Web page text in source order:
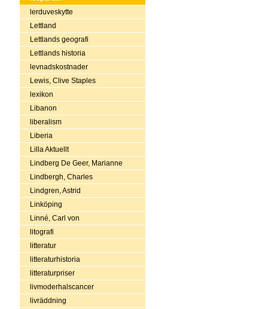
lerduveskytte
Lettland
Lettlands geografi
Lettlands historia
levnadskostnader
Lewis, Clive Staples
lexikon
Libanon
liberalism
Liberia
Lilla Aktuellt
Lindberg De Geer, Marianne
Lindbergh, Charles
Lindgren, Astrid
Linköping
Linné, Carl von
litografi
litteratur
litteraturhistoria
litteraturpriser
livmoderhalscancer
livräddning